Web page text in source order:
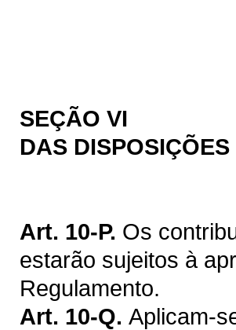
SEÇÃO VI
DAS
Art. 10-P. Os
estarão sujeitos à
Regulamento.
Art. 10-Q. Aplicam-